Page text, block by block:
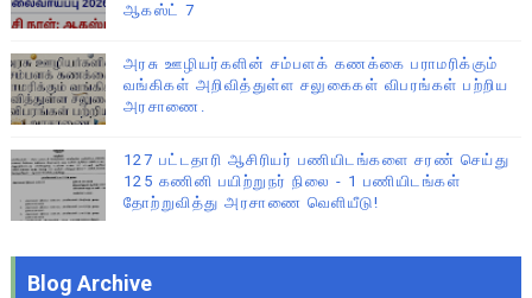
ஆகஸ்ட் 7
அரசு ஊழியர்களின் சம்பளக் கணக்கை பராமரிக்கும்
வங்கிகள் அறிவித்துள்ள சலுகைகள் விபரங்கள் பற்றிய
அரசாணை.
127 பட்டதாரி ஆசிரியர் பணியிடங்களை சரண் செய்து
125 கணினி பயிற்றுநர் நிலை - 1 பணியிடங்கள்
தோற்றுவித்து அரசாணை வெளியீடு!
Blog Archive